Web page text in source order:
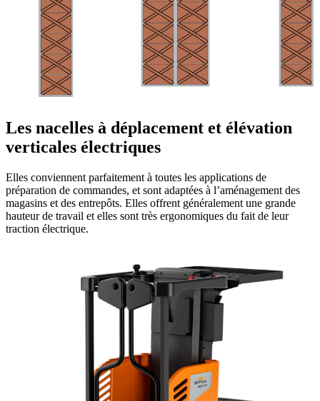
Les nacelles à déplacement et élévation
verticales électriques
Elles conviennent parfaitement à toutes les applications de
préparation de commandes, et sont adaptées à l’aménagement des
magasins et des entrepôts. Elles offrent généralement une grande
hauteur de travail et elles sont très ergonomiques du fait de leur
traction électrique.